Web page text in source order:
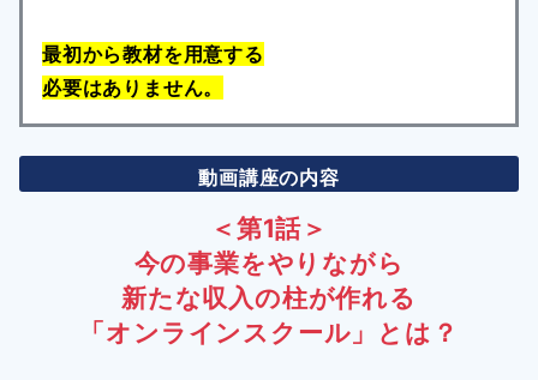
最初から教材を用意する
必要はありません。
動画講座の内容
＜第1話＞
今の事業をやりながら
新たな収入の柱が作れる
「オンラインスクール」とは？